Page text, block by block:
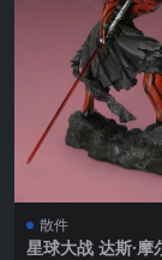
散件
星球大战 达斯·摩